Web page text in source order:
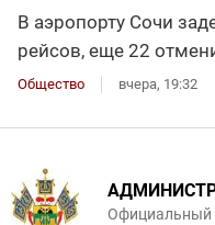
В аэропорту Сочи
рейсов, еще 22
Общество вчера, 19:32
Официальный